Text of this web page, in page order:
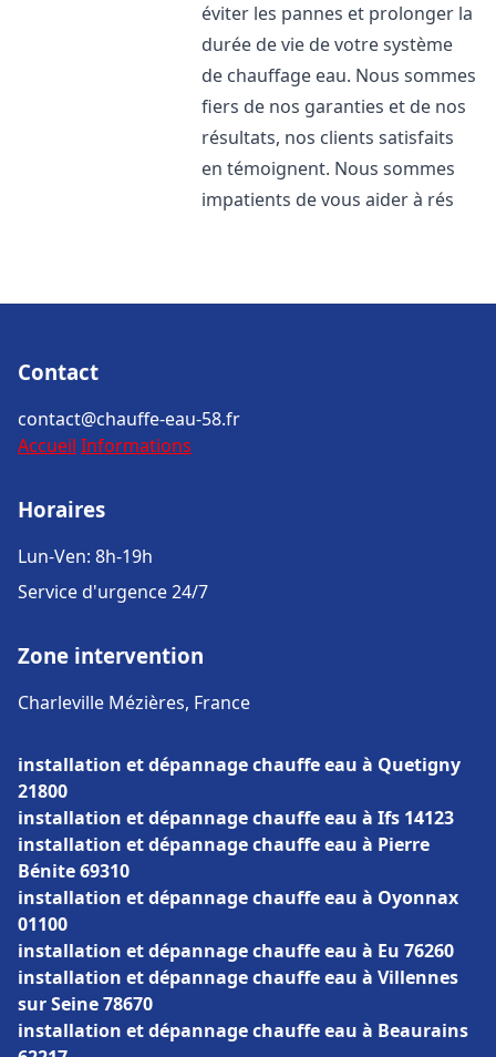
éviter les pannes et prolonger la
durée de vie de votre système
de chauffage eau. Nous sommes
fiers de nos garanties et de nos
résultats, nos clients satisfaits
en témoignent. Nous sommes
impatients de vous aider à rés
Contact
contact@chauffe-eau-58.fr
Accueil Informations
Horaires
Lun-Ven: 8h-19h
Service d'urgence 24/7
Zone intervention
Charleville Mézières, France
installation et dépannage chauffe eau à Quetigny
21800
installation et dépannage chauffe eau à Ifs 14123
installation et dépannage chauffe eau à Pierre
Bénite 69310
installation et dépannage chauffe eau à Oyonnax
01100
installation et dépannage chauffe eau à Eu 76260
installation et dépannage chauffe eau à Villennes
sur Seine 78670
installation et dépannage chauffe eau à Beaurains